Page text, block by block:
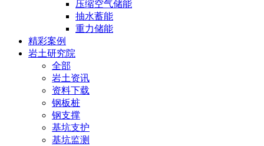
压缩空气储能
抽水蓄能
重力储能
精彩案例
岩土研究院
全部
岩土资讯
资料下载
钢板桩
钢支撑
基坑支护
基坑监测